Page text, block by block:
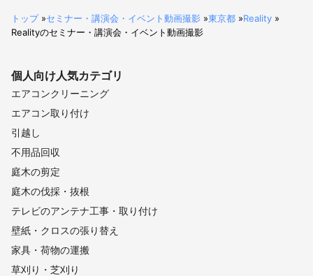
トップ»セミナー・講演会・イベント動画撮影 »東京都 »Reality »
Realityのセミナー・講演会・イベント動画撮影
個人向け人気カテゴリ
エアコンクリーニング
エアコン取り付け
引越し
不用品回収
庭木の剪定
庭木の伐採・抜根
テレビのアンテナ工事・取り付け
壁紙・クロスの張り替え
家具・荷物の運搬
草刈り・芝刈り